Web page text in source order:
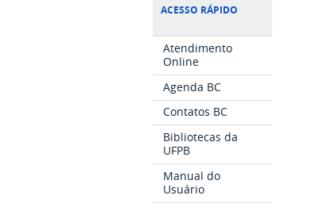
ACESSO RÁPIDO
Atendimento
Online
Agenda BC
Contatos BC
Bibliotecas da
UFPB
Manual do
Usuário